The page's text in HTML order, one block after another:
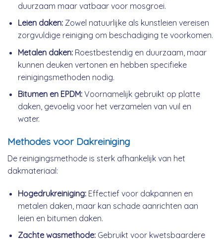
duurzaam maar vatbaar voor mosgroei.
Leien daken:Zowel natuurlijke als kunstleien vereisen
zorgvuldige reiniging om beschadiging te voorkomen.
Metalen daken:Roestbestendig en duurzaam, maar
kunnen deuken vertonen en hebben specifieke
reinigingsmethoden nodig.
Bitumen en EPDM:Voornamelijk gebruikt op platte
daken, gevoelig voor het verzamelen van vuil en
water.
Methodes voor Dakreiniging
De reinigingsmethode is sterk afhankelijk van het
dakmateriaal:
Hogedrukreiniging:Effectief voor dakpannen en
metalen daken, maar kan schade aanrichten aan
leien en bitumen daken.
Zachte wasmethode:Gebruikt voor kwetsbaardere